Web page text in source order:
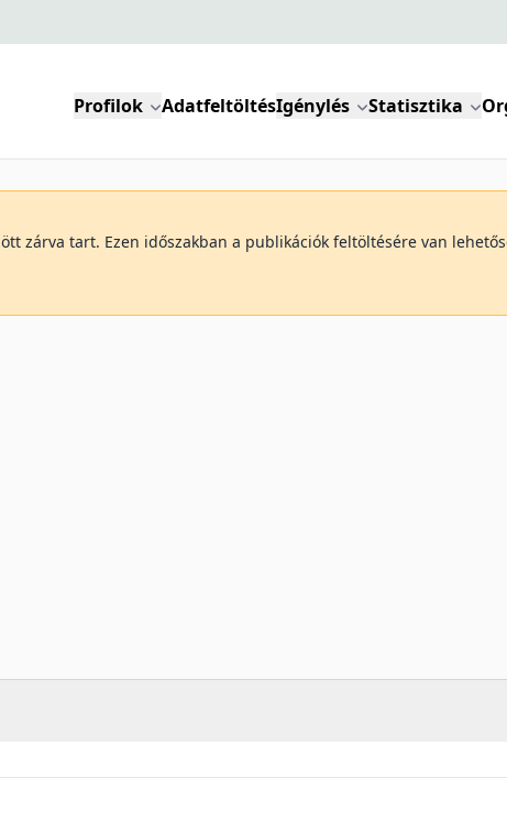
Profilok AdatfeltöltésIgénylés Statisztika
zárva tart. Ezen időszakban a publikációk feltöltésére van